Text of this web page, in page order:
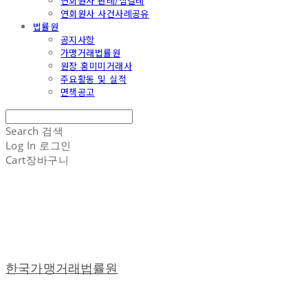
연회원사 사건사례공유
법률원
공지사항
가맹거래법률원
원장 홍미미거래사
주요활동 및 실적
면책공고
Search 검색
Log In 로그인
Cart장바구니
한국가맹거래법률원